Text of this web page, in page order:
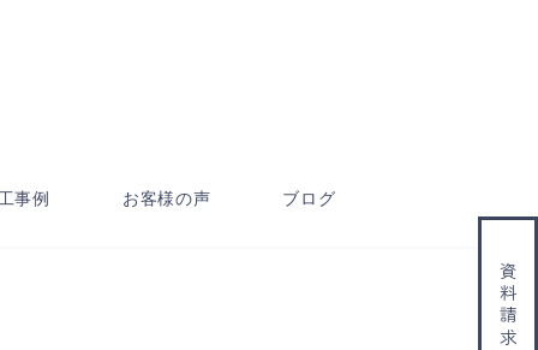
事例 お客様の声 ブログ
資料請求